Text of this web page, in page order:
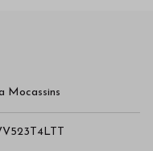
Mocassins